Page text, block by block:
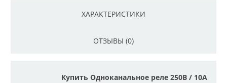
ХАРАКТЕРИСТИКИ
ОТЗЫВЫ (0)
Купить Одноканальное реле 250В / 10А